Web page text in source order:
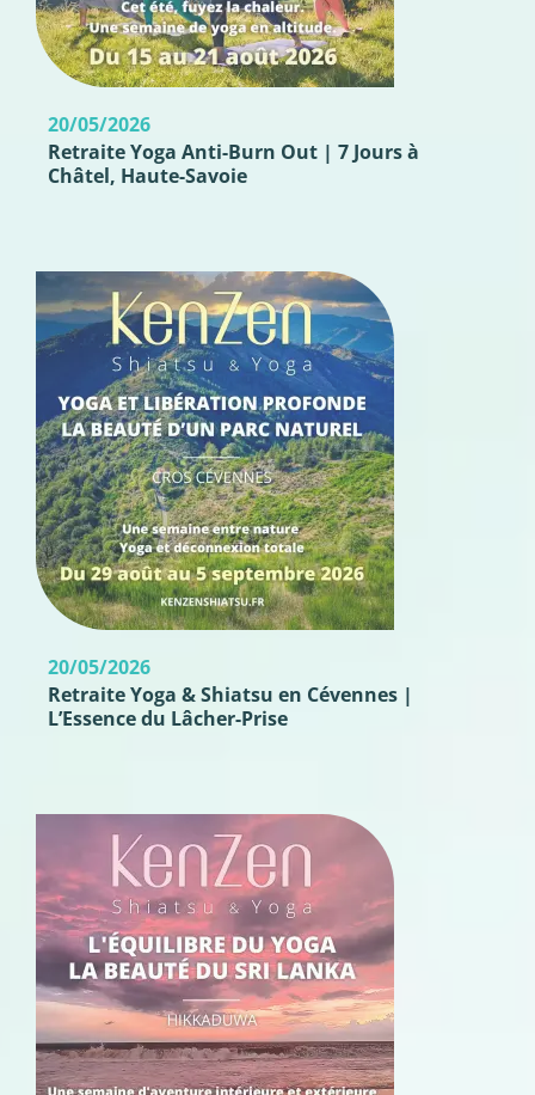
20/05/2026
Retraite Yoga Anti-Burn Out | 7 Jours à
Châtel, Haute-Savoie
20/05/2026
Retraite Yoga & Shiatsu en Cévennes |
L’Essence du Lâcher-Prise